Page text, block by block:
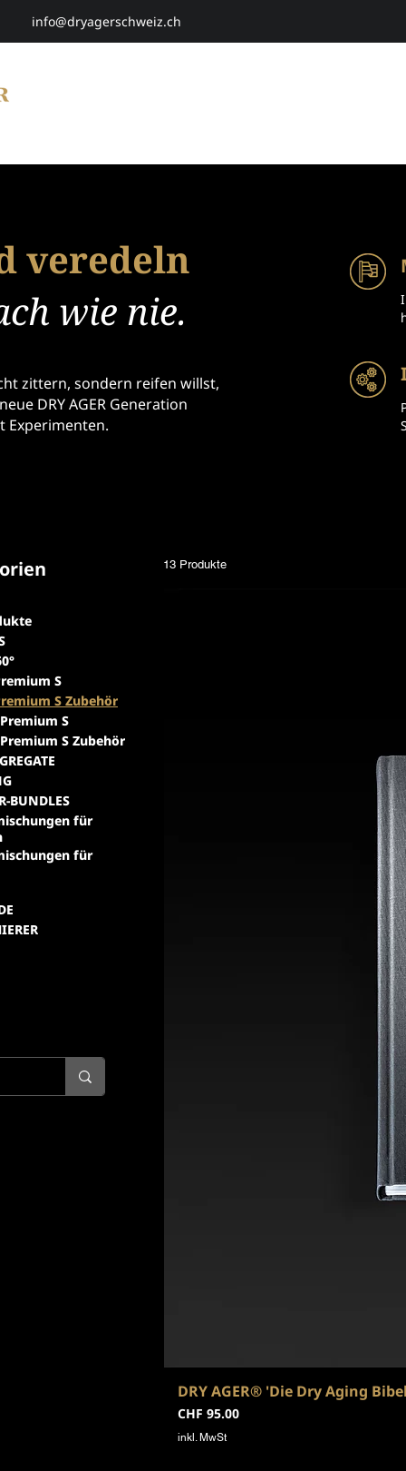
info@dryagerschweiz.ch
veredeln
wie nie.
zittern, sondern reifen willst,
DRY AGER Generation
Experimenten.
S
S Zubehör
S
S Zubehör
BUNDLES
für
für
13 Produkte
DRY AGER® 'Die Dry Aging
Preis
CHF 95.00
inkl. MwSt